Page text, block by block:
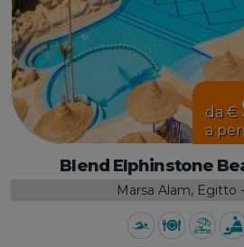
da €
a
Blend Elphinstone
Marsa Alam, Egitto